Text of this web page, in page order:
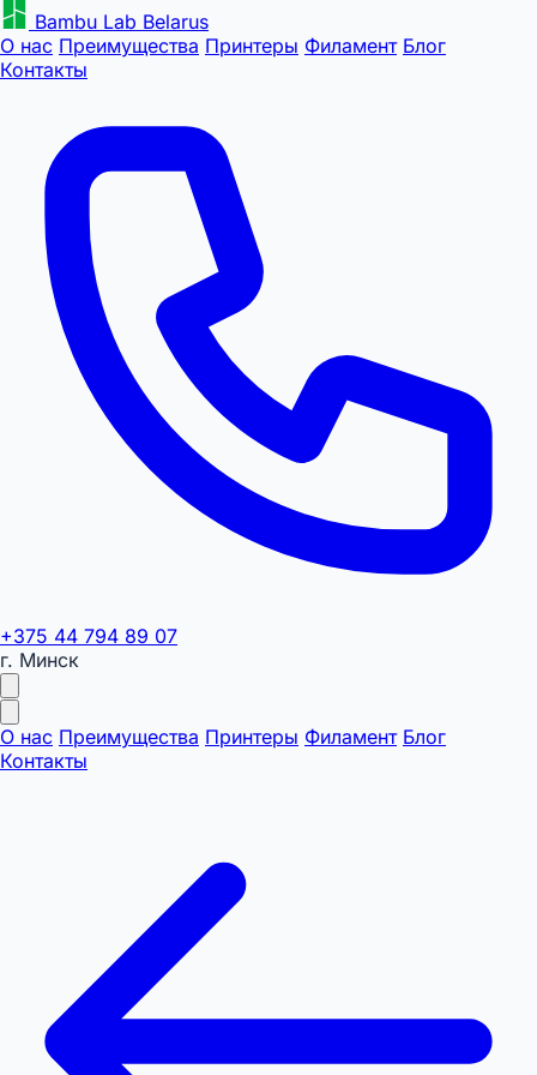
Bambu Lab Belarus
О нас Преимущества Принтеры Филамент Блог
Контакты
+375 44 794 89 07
г. Минск
О нас Преимущества Принтеры Филамент Блог
Контакты